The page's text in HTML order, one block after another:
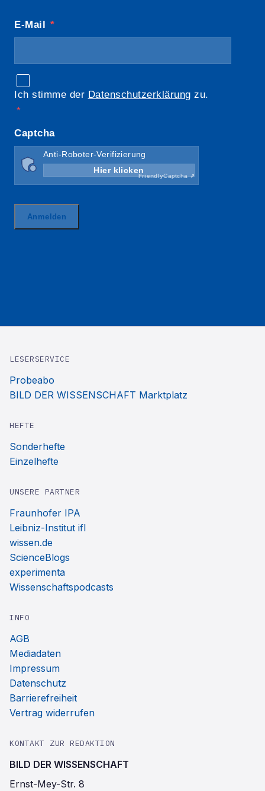
LESERSERVICE
Probeabo
BILD DER WISSENSCHAFT Marktplatz
HEFTE
Sonderhefte
Einzelhefte
UNSERE PARTNER
Fraunhofer IPA
Leibniz-Institut ifl
wissen.de
ScienceBlogs
experimenta
Wissenschaftspodcasts
INFO
AGB
Mediadaten
Impressum
Datenschutz
Barrierefreiheit
Vertrag widerrufen
KONTAKT ZUR REDAKTION
BILD DER WISSENSCHAFT
Ernst-Mey-Str. 8